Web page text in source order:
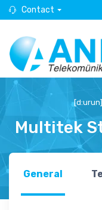
Contact
[d:urun]
Multitek
General